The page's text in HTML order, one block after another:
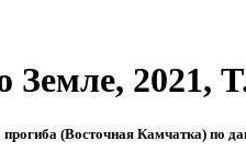
2021,
(Восточная Камчатка) по